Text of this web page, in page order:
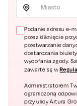
Miasto
Podanie adresu e-
przez kliknięcie
przetwarzanie
dostarczania
wycofania zgody.
zawarte są w
Administratorem
ograniczoną
przy ulicy Artura